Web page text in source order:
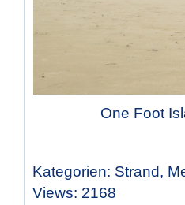
One Foot
Kategorien: Strand,
Views: 2168